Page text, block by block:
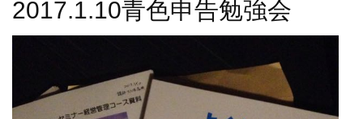
2017.1.10青色申告勉強会